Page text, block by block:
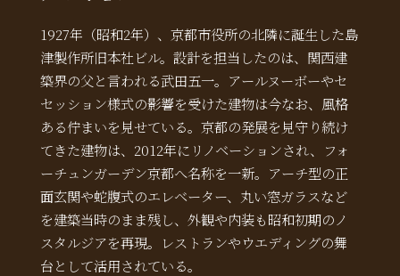
1927年（昭和2年）、京都市役所の北隣に誕生した島
津製作所旧本社ビル。設計を担当したのは、関西建
築界の父と言われる武田五一。アールヌーボーやセ
セッション様式の影響を受けた建物は今なお、風格
ある佇まいを見せている。京都の発展を見守り続け
てきた建物は、2012年にリノベーションされ、フォ
ーチュンガーデン京都へ名称を一新。アーチ型の正
面玄関や蛇腹式のエレベーター、丸い窓ガラスなど
を建築当時のまま残し、外観や内装も昭和初期のノ
スタルジアを再現。レストランやウエディングの舞
台として活用されている。